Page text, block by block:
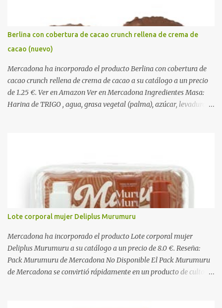
Berlina con cobertura de cacao crunch rellena de crema de
cacao (nuevo)
Mercadona ha incorporado el producto Berlina con cobertura de
cacao crunch rellena de crema de cacao a su catálogo a un precio
de 1.25 €. Ver en Amazon Ver en Mercadona Ingredientes Masa:
Harina de TRIGO , agua, grasa vegetal (palma), azúcar, levadura,
antioxidante (E300). Relleno 27%: Azúcar, aceite vegetal refinado
(girasol), LECHE desnatada en polvo, cacao desgrasado en polvo
0,9%, LECHE entera en polvo, emulgente (E322 ( SOJA )), aroma
natural. Cobertura 16%: Azúcar, grasas vegetales (coco, palmiste,
palma), cacao desgrasado en polvo 1,0%, suero de LECHE en polvo,
LECHE entera en polvo, emulgente (E322), lactosa ( LECHE ),
almidón de TRIGO , aromas naturales. Decorado 1,8%: Harina de
arroz, harina de TRIGO , azúcar, sal, extracto d...
Lote corporal mujer Deliplus Murumuru
Mercadona ha incorporado el producto Lote corporal mujer
Deliplus Murumuru a su catálogo a un precio de 8.0 €. Reseña:
Pack Murumuru de Mercadona No Disponible El Pack Murumuru
de Mercadona se convirtió rápidamente en un producto de culto